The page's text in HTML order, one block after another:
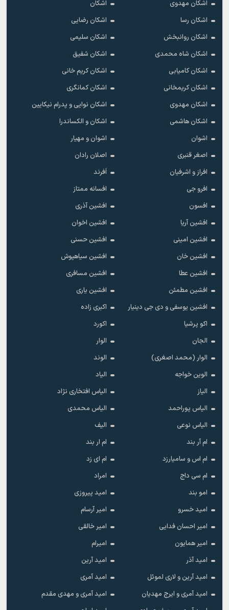
اشکان مهدوى
اشکان
اشکان رسا
اشکان رضایی
اشکان روانبخش
اشکان سلیمی
اشکان شاه محمدی
اشکان شفیق
اشکان کامیابی
اشکان کریم خانی
اشکان کریمخانی
اشکان کمانگری
اشکان مهدوی
اشکان نوایی و پدرام نیکایین
اشکان هاشمی
اشکان و الکساندرا
اشوان
اشوان و مهیار
اصغر قنبری
اصلان رادان
افراز و اشرفیان
اَفرند
افرو جی
افسانه ممتاز
افسون
افشین آذری
افشین آریا
افشین اخوان
افشین امینی
افشین حسنی
افشین خان
افشین سیاهپوش
افشین عطا
افشین مسافری
افشین مطمئن
افشین یاری
افشین یوسفی و دی جی دینیار
اکبری زاده
اکو پرشیا
اکورد
الجان
الوار
الوار (محمد اصغری)
الوند
الوین خواجه
الیاد
الیاز
الیاس افتخاری نژاد
الیاس پوراحمد
الیاس محمدی
الیاس نوعی
الیف
ام آر بند
ام ار بند
ام اس و سامیارزد
ام ای زد
ام سی داج
امراد
امو بند
امید پیروزی
امید خسرو
امیر آرسام
امیر احسان فدایی
امیر خالقى
امیر همایون
امیرام
امید آذر
امید آرین
امید آرین و لاری لموئل
امید آمری
امید آمری و ایرج مهدیان
امید آمری و مهدی مقدم